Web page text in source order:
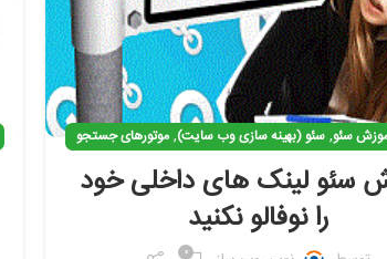
سئو,سئو (بهینه سازی وب سایت),موتورهای جستجو
سئو لینک های داخلی خود
را نوفالو نکنید
0